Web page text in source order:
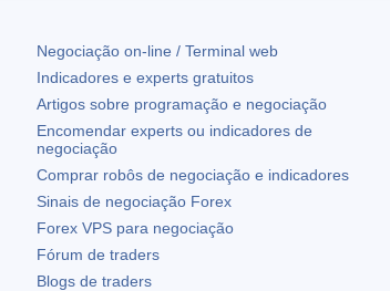
Negociação on-line / Terminal web
Indicadores e experts gratuitos
Artigos sobre programação e negociação
Encomendar experts ou indicadores de
negociação
Comprar robôs de negociação e indicadores
Sinais de negociação Forex
Forex VPS para negociação
Fórum de traders
Blogs de traders